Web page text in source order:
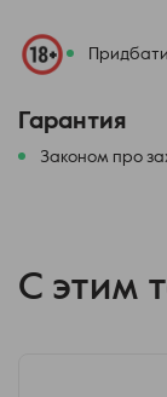
Гарантия
Законом про
С этим